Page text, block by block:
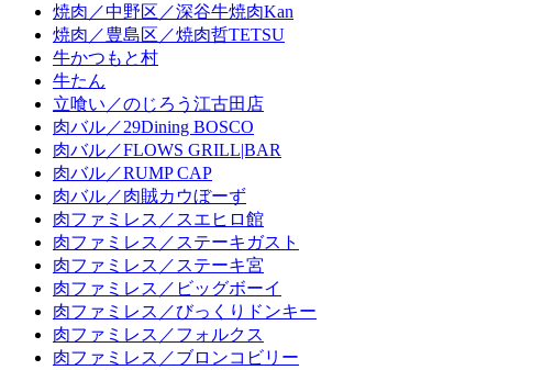
焼肉／中野区／深谷牛焼肉Kan
焼肉／豊島区／焼肉哲TETSU
牛かつもと村
牛たん
立喰い／のじろう江古田店
肉バル／29Dining BOSCO
肉バル／FLOWS GRILL|BAR
肉バル／RUMP CAP
肉バル／肉賊カウぼーず
肉ファミレス／スエヒロ館
肉ファミレス／ステーキガスト
肉ファミレス／ステーキ宮
肉ファミレス／ビッグボーイ
肉ファミレス／びっくりドンキー
肉ファミレス／フォルクス
肉ファミレス／ブロンコビリー